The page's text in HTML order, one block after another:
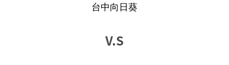
台中向日葵
V.S